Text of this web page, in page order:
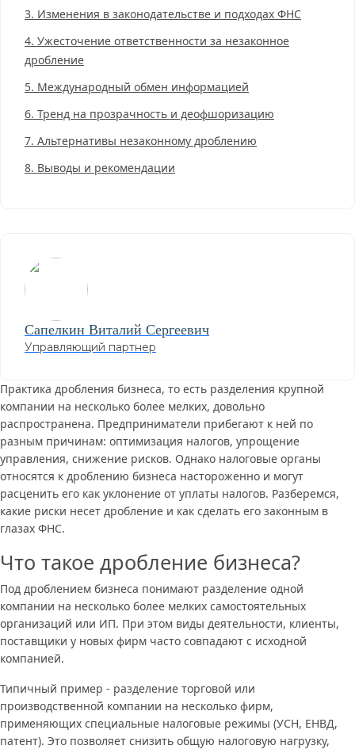
3. Изменения в законодательстве и подходах ФНС
4. Ужесточение ответственности за незаконное
дробление
5. Международный обмен информацией
6. Тренд на прозрачность и деофшоризацию
7. Альтернативы незаконному дроблению
8. Выводы и рекомендации
Сапелкин Виталий Сергеевич
Управляющий партнер
Практика дробления бизнеса, то есть разделения крупной
компании на несколько более мелких, довольно
распространена. Предприниматели прибегают к ней по
разным причинам: оптимизация налогов, упрощение
управления, снижение рисков. Однако налоговые органы
относятся к дроблению бизнеса настороженно и могут
расценить его как уклонение от уплаты налогов. Разберемся,
какие риски несет дробление и как сделать его законным в
глазах ФНС.
Что такое дробление бизнеса?
Под дроблением бизнеса понимают разделение одной
компании на несколько более мелких самостоятельных
организаций или ИП. При этом виды деятельности, клиенты,
поставщики у новых фирм часто совпадают с исходной
компанией.
Типичный пример - разделение торговой или
производственной компании на несколько фирм,
применяющих специальные налоговые режимы (УСН, ЕНВД,
патент). Это позволяет снизить общую налоговую нагрузку,